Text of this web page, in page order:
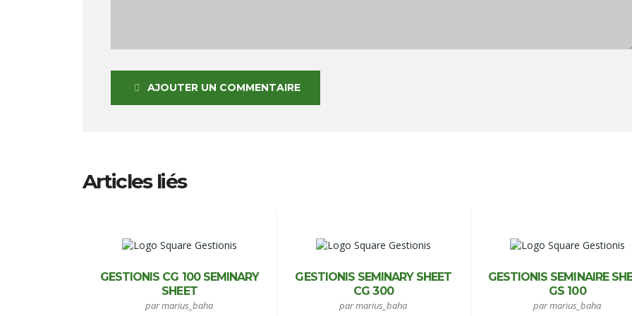
AJOUTER UN COMMENTAIRE
Articles liés
GESTIONIS CG 100 SEMINARY
SHEET
par marius_baha
GESTIONIS SEMINARY SHEET
CG 300
par marius_baha
GESTIONIS SEMINAIRE
GS 100
par marius_baha